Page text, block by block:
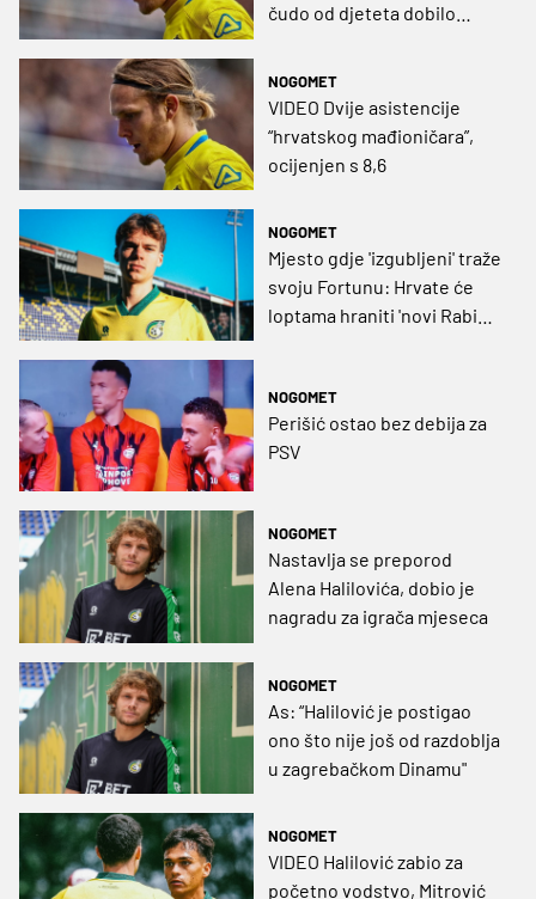
čudo od djeteta dobilo
NOGOMET
VIDEO Dvije asistencije
“hrvatskog mađioničara”,
ocijenjen s 8,6
NOGOMET
Mjesto gdje 'izgubljeni' traže
svoju Fortunu: Hrvate će
loptama hraniti 'novi Rabiot',
NOGOMET
Perišić ostao bez debija za
PSV
NOGOMET
Nastavlja se preporod
Alena Halilovića, dobio je
nagradu za igrača mjeseca
NOGOMET
As: “Halilović je postigao
ono što nije još od razdoblja
u zagrebačkom Dinamu"
NOGOMET
VIDEO Halilović zabio za
početno vodstvo, Mitrović